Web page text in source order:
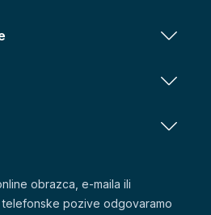
obrazca, e-maila ili
pozive odgovaramo